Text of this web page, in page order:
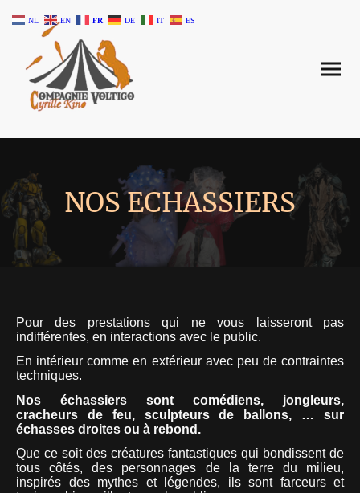
NOS ECHASSIERS
Pour des prestations qui ne vous laisseront pas
indifférentes, en interactions avec le public.
En intérieur comme en extérieur avec peu de contraintes
techniques.
Nos échassiers sont comédiens, jongleurs,
cracheurs de feu, sculpteurs de ballons, … sur
échasses droites ou à rebond.
Que ce soit des créatures fantastiques qui bondissent de
tous côtés, des personnages de la terre du milieu,
inspirés des mythes et légendes, ils sont farceurs et
NL EN FR DE IT ES